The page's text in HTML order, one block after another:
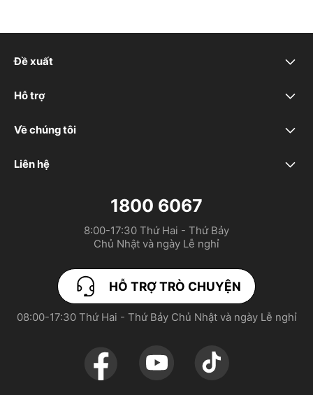
Đề xuất
realme C100x
realme 16T 5G
realme C100
realme P4 Power 5G
realme Note 80
realme 16 5G
realme 16 Pro 5G
Hỗ trợ
Câu hỏi thường gặp
Trung tâm dịch vụ khách hàng
Về chúng tôi
Nhãn hiệu chúng tôi
Liên hệ
sales.vn@realme.com
pr.vn@realme.com
1800 6067
8:00-17:30 Thứ Hai - Thứ Bảy
Chủ Nhật và ngày Lễ nghỉ
HỖ TRỢ TRÒ CHUYỆN
08:00-17:30 Thứ Hai - Thứ Bảy Chủ Nhật và ngày Lễ nghỉ